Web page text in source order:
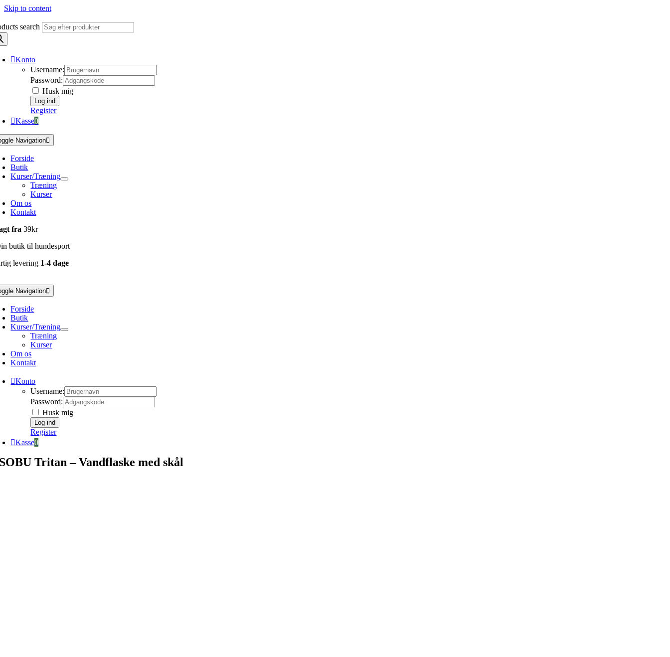
Skip to content
search
Konto
Username:
Password:
Husk mig
Register
Kasse0
Navigation
Forside
Butik
Kurser/Træning
Træning
Kurser
Om os
Kontakt
fra39kr
butik til hundesport
levering 1-4 dage
Navigation
Forside
Butik
Kurser/Træning
Træning
Kurser
Om os
Kontakt
Konto
Username:
Password:
Husk mig
Register
Kasse0
Tritan – Vandflaske med skål